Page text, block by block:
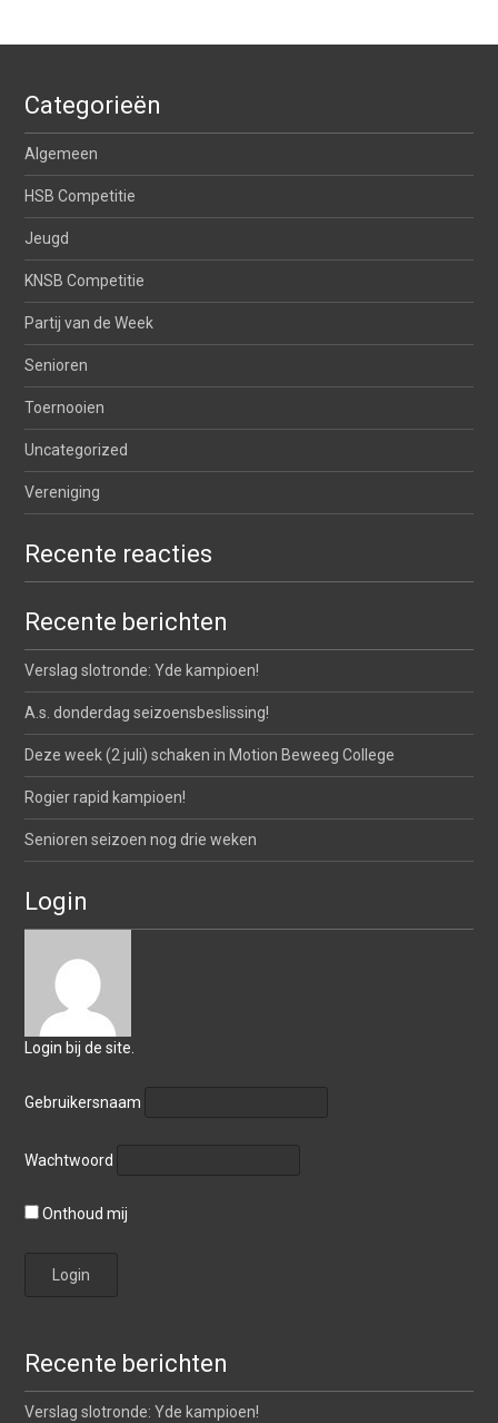
Categorieën
Algemeen
HSB Competitie
Jeugd
KNSB Competitie
Partij van de Week
Senioren
Toernooien
Uncategorized
Vereniging
Recente reacties
Recente berichten
Verslag slotronde: Yde kampioen!
A.s. donderdag seizoensbeslissing!
Deze week (2 juli) schaken in Motion Beweeg College
Rogier rapid kampioen!
Senioren seizoen nog drie weken
Login
Login bij de site.
Gebruikersnaam
Wachtwoord
Onthoud mij
Recente berichten
Verslag slotronde: Yde kampioen!